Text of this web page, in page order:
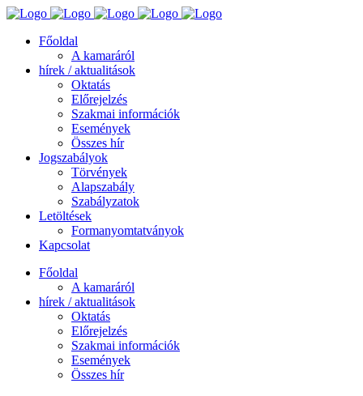
Főoldal
A kamaráról
hírek / aktualitások
Oktatás
Előrejelzés
Szakmai információk
Események
Összes hír
Jogszabályok
Törvények
Alapszabály
Szabályzatok
Letöltések
Formanyomtatványok
Kapcsolat
Főoldal
A kamaráról
hírek / aktualitások
Oktatás
Előrejelzés
Szakmai információk
Események
Összes hír